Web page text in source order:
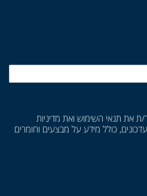
ת את תנאי השימוש ואת מדיניות
כולל מידע על מבצעים וחומרים